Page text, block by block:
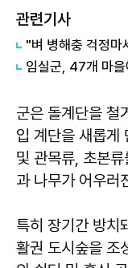
관련기사
"벼 병해충 걱정
임실군, 47개 마을
군은 돌계단을 철
입 계단을 새롭게
및 관목류, 초본
과 나무가 어우러
특히 장기간 방치
활권 도시숲을 조